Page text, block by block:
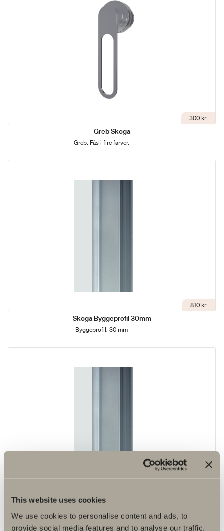
This website uses cookies
We use cookies to personalise content and ads, to
provide social media features and to analyse our traffic.
300 kr.
Greb Skoga
Greb. Fås i fire farver.
810 kr.
Skoga Byggeprofil 30mm
Byggeprofil. 30 mm
Skoga byggeprofil 50mm
Byggeprofil. 50 mm.